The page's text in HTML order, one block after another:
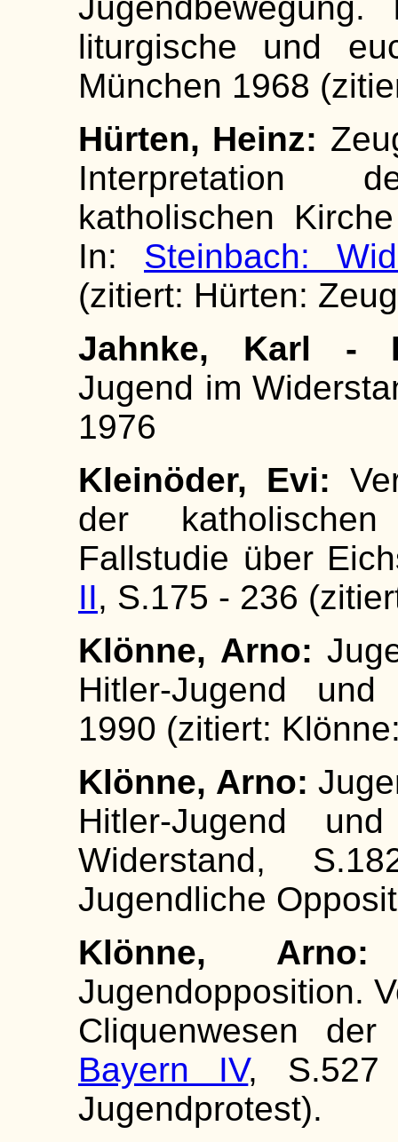
liturgische und
München 1968
Hürten, Heinz:
Interpretation
katholischen
In: Steinbach:
(zitiert: Hürten:
Jahnke, Karl -
Jugend im
1976
Kleinöder, Evi:
der
Fallstudie über
II, S.175 - 236
Klönne, Arno:
Hitler-Jugend
1990 (zitiert:
Klönne, Arno:
Hitler-Jugend
Widerstand,
Jugendliche
Klönne,
Jugendopposition.
Cliquenwesen
Bayern IV, S.527
Jugendprotest).